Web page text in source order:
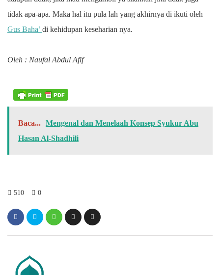
tidak apa-apa. Maka hal itu pula lah yang akhirnya di ikuti oleh
Gus Baha’ di kehidupan keseharian nya.
Oleh : Naufal Abdul Afif
Baca... Mengenal dan Menelaah Konsep Syukur Abu
Hasan Al-Shadhili
510 0